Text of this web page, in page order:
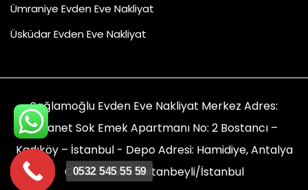
Ümraniye Evden Eve Nakliyat
Üsküdar Evden Eve Nakliyat
Sağlamoğlu Evden Eve Nakliyat Merkez Adres:
Emanet Sok Emek Apartmanı No: 2 Bostancı –
Kadıköy – İstanbul - Depo Adresi: Hamidiye, Antalya
Cd. 41, 34925 Sultanbeyli/İstanbul
0532 545 55 59